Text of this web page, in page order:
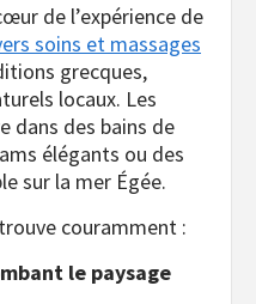
de l’expérience de
soins et massages
grecques,
locaux. Les
dans des bains de
élégants ou des
sur la mer Égée.
couramment :
le paysage